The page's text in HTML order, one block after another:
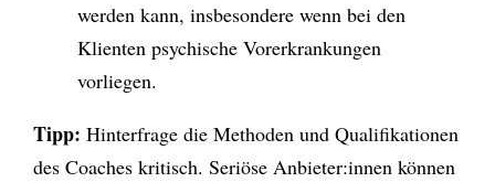
werden kann, insbesondere wenn bei den
Klienten psychische Vorerkrankungen
vorliegen.
Tipp: Hinterfrage die Methoden und Qualifikationen
des Coaches kritisch. Seriöse Anbieter:innen können